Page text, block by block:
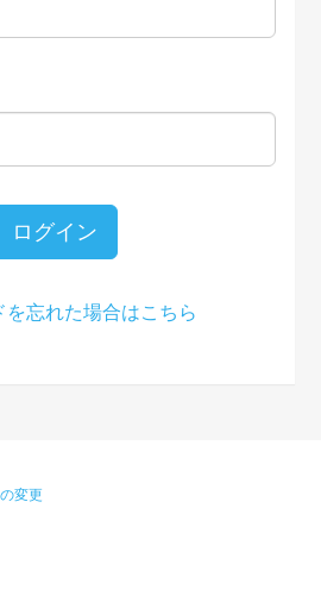
ログイン
を忘れた場合はこちら
変更